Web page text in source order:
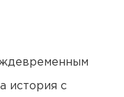
история с